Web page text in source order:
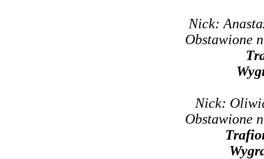
Nick:
Obstawione
Nick:
Obstawione